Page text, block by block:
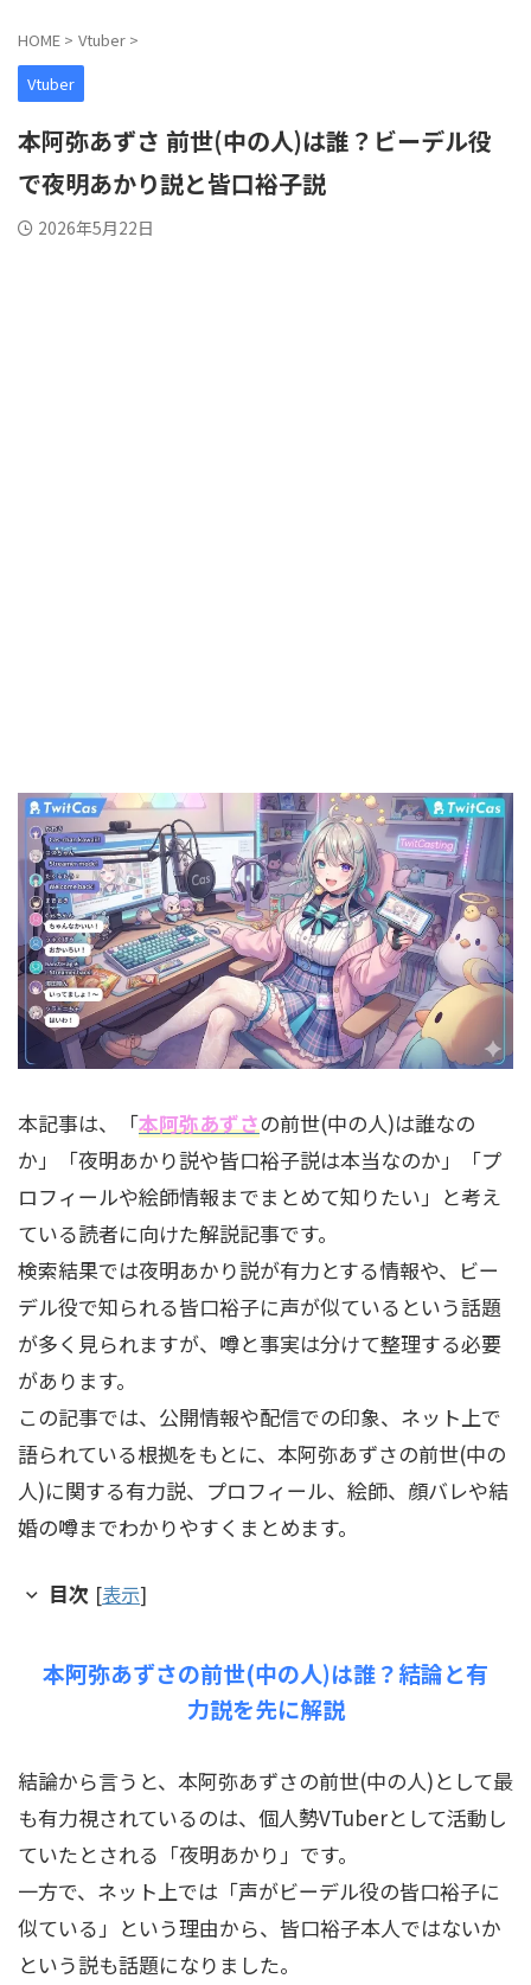
HOME > Vtuber >
Vtuber
本阿弥あずさ 前世(中の人)は誰？ビーデル役
で夜明あかり説と皆口裕子説
2026年5月22日
本記事は、「本阿弥あずさの前世(中の人)は誰なの
か」「夜明あかり説や皆口裕子説は本当なのか」「プ
ロフィールや絵師情報までまとめて知りたい」と考え
ている読者に向けた解説記事です。
検索結果では夜明あかり説が有力とする情報や、ビー
デル役で知られる皆口裕子に声が似ているという話題
が多く見られますが、噂と事実は分けて整理する必要
があります。
この記事では、公開情報や配信での印象、ネット上で
語られている根拠をもとに、本阿弥あずさの前世(中の
人)に関する有力説、プロフィール、絵師、顔バレや結
婚の噂までわかりやすくまとめます。
目次 [表示]
本阿弥あずさの前世(中の人)は誰？結論と有
力説を先に解説
結論から言うと、本阿弥あずさの前世(中の人)として最
も有力視されているのは、個人勢VTuberとして活動し
ていたとされる「夜明あかり」です。
一方で、ネット上では「声がビーデル役の皆口裕子に
似ている」という理由から、皆口裕子本人ではないか
という説も話題になりました。